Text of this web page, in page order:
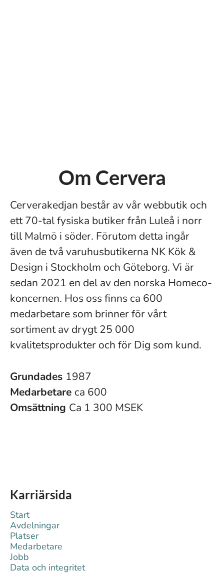
Om Cervera
Cerverakedjan består av vår webbutik och
ett 70-tal fysiska butiker från Luleå i norr
till Malmö i söder. Förutom detta ingår
även de två varuhusbutikerna NK Kök &
Design i Stockholm och Göteborg. Vi är
sedan 2021 en del av den norska Homeco-
koncernen. Hos oss finns ca 600
medarbetare som brinner för vårt
sortiment av drygt 25 000
kvalitetsprodukter och för Dig som kund.
Grundades 1987
Medarbetare ca 600
Omsättning Ca 1 300 MSEK
Karriärsida
Start
Avdelningar
Platser
Medarbetare
Jobb
Data och integritet